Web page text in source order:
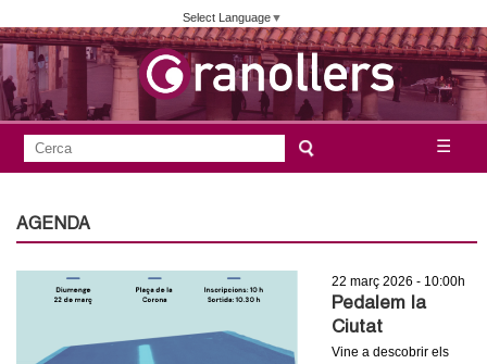
Vés
al
contingut
Select Language▼
☰
F
r
e
a
AGENDA
22 març 2026 - 10:00h
Pedalem la
Ciutat
Vine a descobrir els